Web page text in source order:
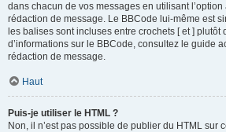
dans chacun de vos messages en utilisant
rédaction de message. Le BBCode lui-même est
les balises sont incluses entre crochets [ et ] plutôt
d’informations sur le BBCode, consultez le guide
rédaction de message.
Haut
Puis-je utiliser le HTML ?
Non, il n’est pas possible de publier du HTML sur